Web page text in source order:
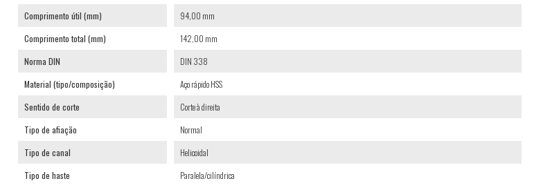
Comprimento útil (mm)
94,00 mm
Comprimento total (mm)
142,00 mm
Norma DIN
DIN 338
Material (tipo/composição)
Aço rápido HSS
Sentido de corte
Corte à direita
Tipo de afiação
Normal
Tipo de canal
Helicoidal
Tipo de haste
Paralela/cilíndrica